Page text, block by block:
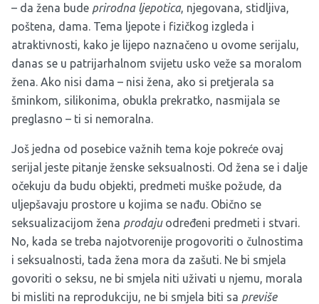
– da žena bude prirodna ljepotica, njegovana, stidljiva,
poštena, dama. Tema ljepote i fizičkog izgleda i
atraktivnosti, kako je lijepo naznačeno u ovome serijalu,
danas se u patrijarhalnom svijetu usko veže sa moralom
žena. Ako nisi dama – nisi žena, ako si pretjerala sa
šminkom, silikonima, obukla prekratko, nasmijala se
preglasno – ti si nemoralna.
Još jedna od posebice važnih tema koje pokreće ovaj
serijal jeste pitanje ženske seksualnosti. Od žena se i dalje
očekuju da budu objekti, predmeti muške požude, da
uljepšavaju prostore u kojima se nađu. Obično se
seksualizacijom žena prodajuodređeni predmeti i stvari.
No, kada se treba najotvorenije progovoriti o čulnostima
i seksualnosti, tada žena mora da zašuti. Ne bi smjela
govoriti o seksu, ne bi smjela niti uživati u njemu, morala
bi misliti na reprodukciju, ne bi smjela biti sa previše